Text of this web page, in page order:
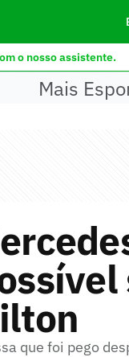
o nosso assistente.
Mais
que foi pego